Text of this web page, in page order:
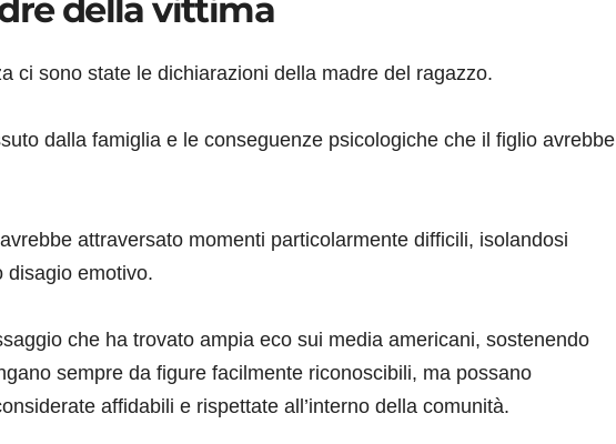
della vittima
ci sono state le dichiarazioni della madre del ragazzo.
dalla famiglia e le conseguenze psicologiche che il figlio avrebbe
attraversato momenti particolarmente difficili, isolandosi
disagio emotivo.
che ha trovato ampia eco sui media americani, sostenendo
sempre da figure facilmente riconoscibili, ma possano
affidabili e rispettate all’interno della comunità.